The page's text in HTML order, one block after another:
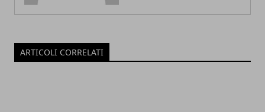
ARTICOLI CORRELATI